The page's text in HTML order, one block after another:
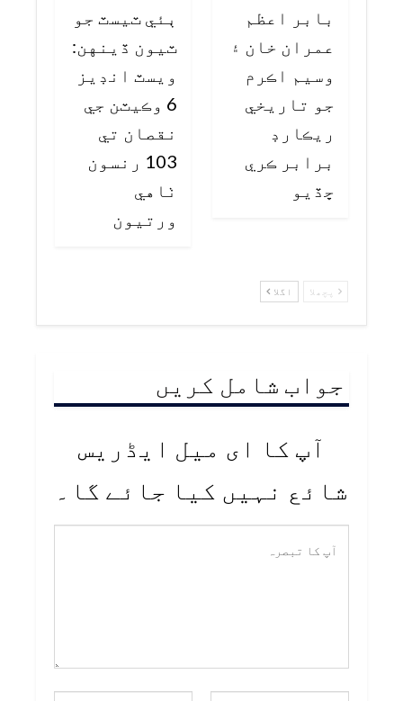
بابر اعظم
عمران خان ۽
وسيم اڪرم
جو تاريخي
ريڪارڊ
برابر ڪري
ڇڏيو
ٻئي ٽيسٽ جو
ٽيون ڏينهن:
ويسٽ انڊيز
6 وڪيٽن جي
نقصان تي
103 رنسون
ٺاهي
ورتيون
پچھلا اگلا
جواب شامل کریں
آپ کا ای میل ایڈریس
شائع نہیں کیا جائے گا۔